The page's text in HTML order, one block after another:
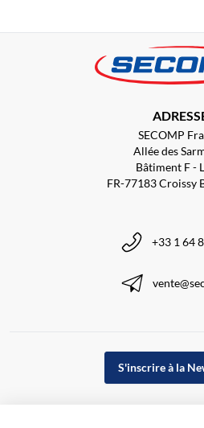
SECOMP
Allée des
Bâtiment F -
FR-77183 Croissy
+33 1 64
S'inscrire à la